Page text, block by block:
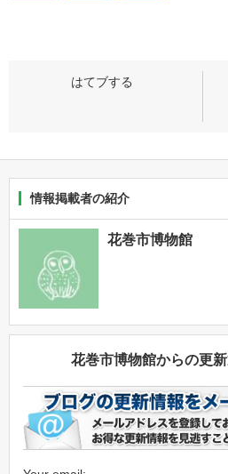
情報掲載者の紹介
花巻市博物館
花巻市博物館からの更